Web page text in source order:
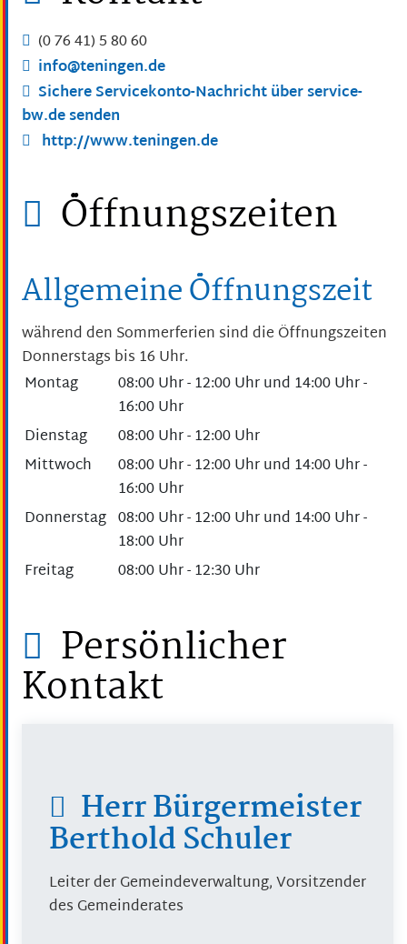
(07641) 58060
info@teningen.de
Sichere Servicekonto-Nachricht über service-
bw.de senden
http://www.teningen.de
Öffnungszeiten
Allgemeine Öffnungszeit
während den Sommerferien sind die Öffnungszeiten
Donnerstags bis 16 Uhr.
Montag
08:00 Uhr-12:00 Uhrund 14:00 Uhr-
16:00 Uhr
Dienstag
08:00 Uhr-12:00 Uhr
Mittwoch
08:00 Uhr-12:00 Uhrund 14:00 Uhr-
16:00 Uhr
Donnerstag 08:00 Uhr-12:00 Uhrund 14:00 Uhr-
18:00 Uhr
Freitag
08:00 Uhr-12:30 Uhr
Persönlicher
Kontakt
HerrBürgermeister
BertholdSchuler
Leiter der Gemeindeverwaltung, Vorsitzender
des Gemeinderates